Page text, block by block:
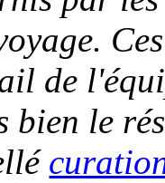
de
bien le